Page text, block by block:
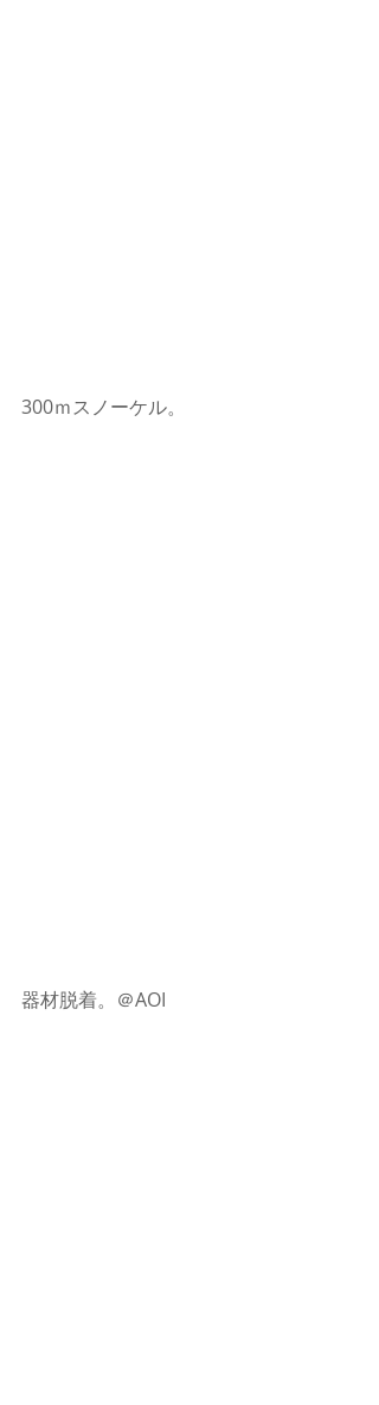
300ｍスノーケル。
器材脱着。＠AOI